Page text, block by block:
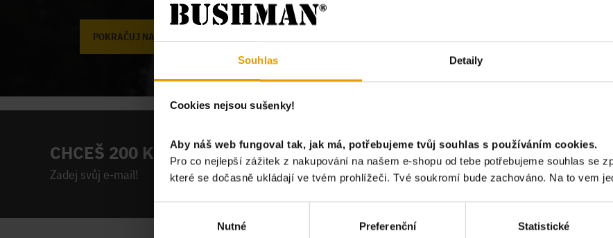
Souhlas Detaily
Cookies nejsou sušenky!
Aby náš web fungoval tak, jak má, potřebujeme tvůj souhlas s používáním cookies.
Pro co nejlepší zážitek z nakupování na našem e-shopu od tebe potřebujeme souhlas se
které se dočasně ukládají ve tvém prohlížeči. Tvé soukromí bude zachováno. Na to vem
Nutné Preferenční Statistické
POKRAČUJ NA ÚVODNÍ STRÁNKU
CHCEŠ 200 KČ NA PRVNÍ NÁKUP?
Zadej svůj e-mail!
Chci